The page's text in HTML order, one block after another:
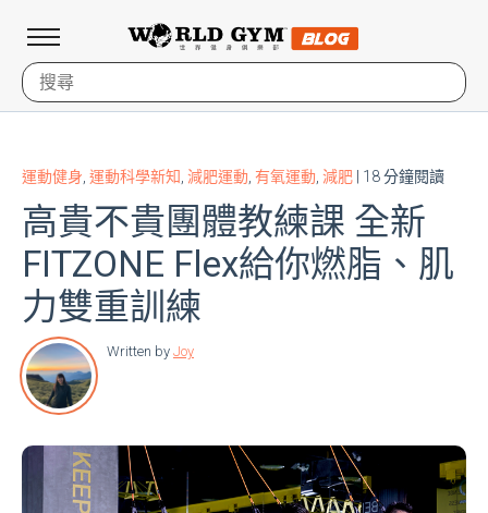
運動健身 運動科學新知 減肥運動 有氧運動 減肥 | 18 分鐘閱讀
高貴不貴團體教練課 全新
FITZONE Flex給你燃脂、肌
力雙重訓練
Written by Joy